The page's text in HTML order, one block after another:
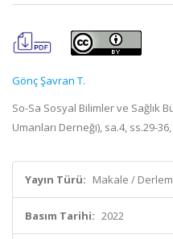
Gönç Şavran T.
So-Sa Sosyal Bilimler ve Sağlık
Umanları Derneği), sa.4, ss.29-
Yayın Türü: Makale /
Basım Tarihi: 2022